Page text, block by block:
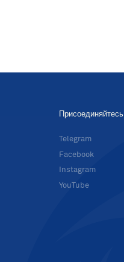
Присоединяйтесь
Telegram
Facebook
Instagram
YouTube